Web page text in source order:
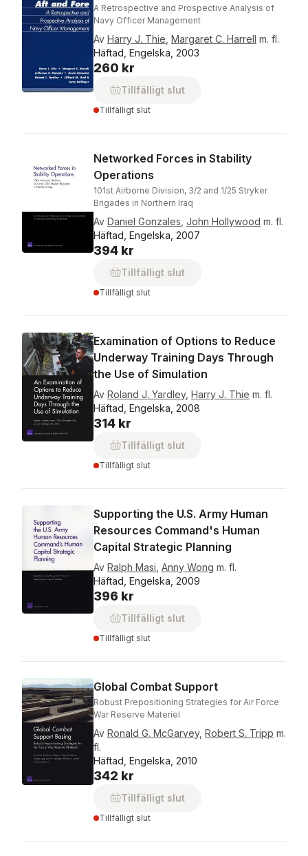
A Retrospective and Prospective Analysis of
Navy Officer Management
Av Harry J. Thie Margaret C. Harrell m. fl.
Häftad, Engelska, 2003
260 kr
Tillfälligt slut
Tillfälligt slut
Networked Forces in Stability
Operations
101st Airborne Division, 3/2 and 1/25 Stryker
Brigades in Northern Iraq
Av Daniel Gonzales John Hollywood m. fl.
Häftad, Engelska, 2007
394 kr
Tillfälligt slut
Tillfälligt slut
Examination of Options to Reduce
Underway Training Days Through
the Use of Simulation
Av Roland J. Yardley, Harry J. Thie m. fl.
Häftad, Engelska, 2008
314 kr
Tillfälligt slut
Tillfälligt slut
Supporting the U.S. Army Human
Resources Command's Human
Capital Strategic Planning
Av Ralph Masi Anny Wong m. fl.
Häftad, Engelska, 2009
396 kr
Tillfälligt slut
Tillfälligt slut
Global Combat Support
Robust Prepositioning Strategies for Air Force
War Reserve Materiel
Av Ronald G. McGarvey, Robert S. Tripp m.
fl.
Häftad, Engelska, 2010
342 kr
Tillfälligt slut
Tillfälligt slut